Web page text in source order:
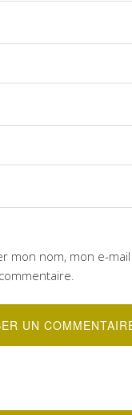
mon nom, mon e-